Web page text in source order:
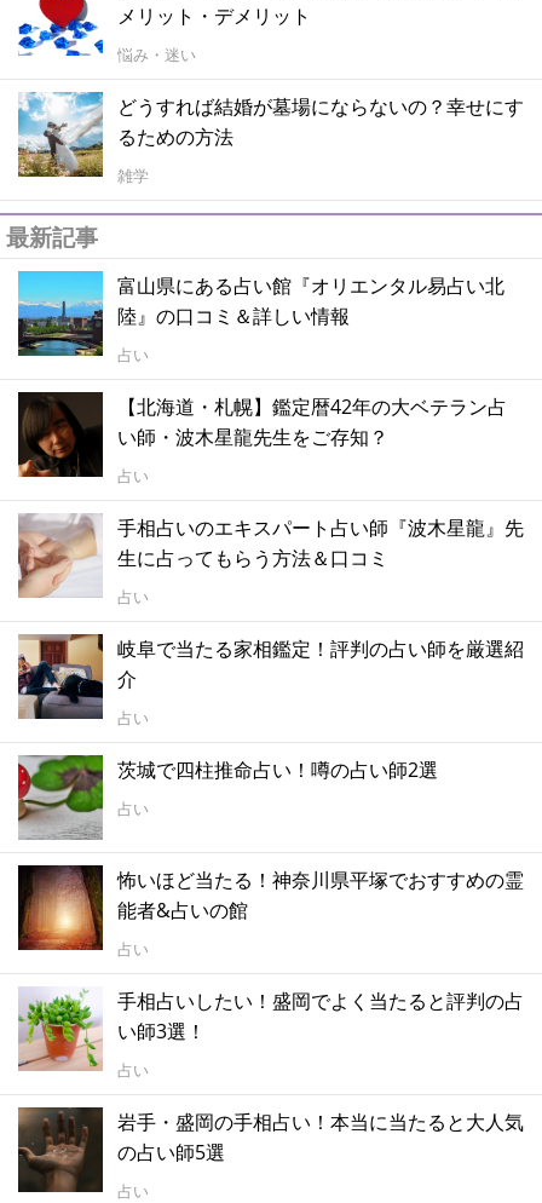
メリット・デメリット
悩み・迷い
どうすれば結婚が墓場にならないの？幸せにす
るための方法
雑学
最新記事
富山県にある占い館『オリエンタル易占い北
陸』の口コミ＆詳しい情報
占い
【北海道・札幌】鑑定暦42年の大ベテラン占
い師・波木星龍先生をご存知？
占い
手相占いのエキスパート占い師『波木星龍』先
生に占ってもらう方法＆口コミ
占い
岐阜で当たる家相鑑定！評判の占い師を厳選紹
介
占い
茨城で四柱推命占い！噂の占い師2選
占い
怖いほど当たる！神奈川県平塚でおすすめの霊
能者&占いの館
占い
手相占いしたい！盛岡でよく当たると評判の占
い師3選！
占い
岩手・盛岡の手相占い！本当に当たると大人気
の占い師5選
占い